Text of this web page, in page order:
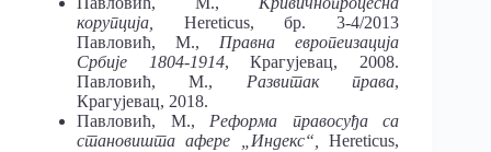
корупција, Hereticus, бр. 3-4/2013
Павловић, М., Правнаевропеизација
Србије 1804-1914, Крагујевац, 2008.
Павловић, М., Развитакправа,
Крагујевац, 2018.
Павловић, М., Реформа правосуђаса
становиштаафере „Индекс“,Hereticus,